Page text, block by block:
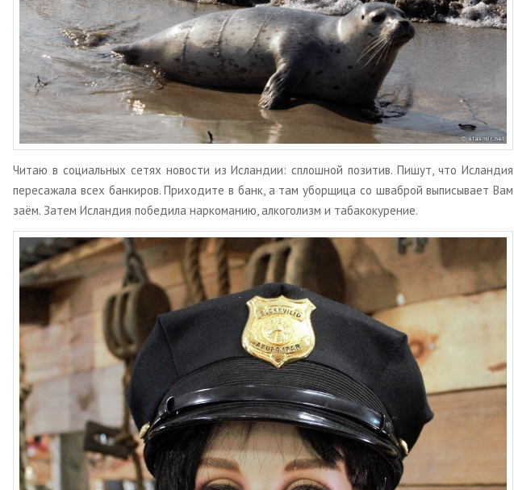
Читаю в со­ци­аль­ных сетях но­во­сти из Ис­лан­дии: сплош­ной по­зи­тив. Пишут, что Ис­лан­дия
пе­ре­са­жа­ла всех бан­ки­ров. При­хо­ди­те в банк, а там убор­щи­ца со шваброй вы­пи­сы­ва­ет Вам
заём. Затем Ис­лан­дия по­бе­ди­ла нар­ко­ма­нию, ал­ко­го­лизм и та­ба­ко­ку­ре­ние.